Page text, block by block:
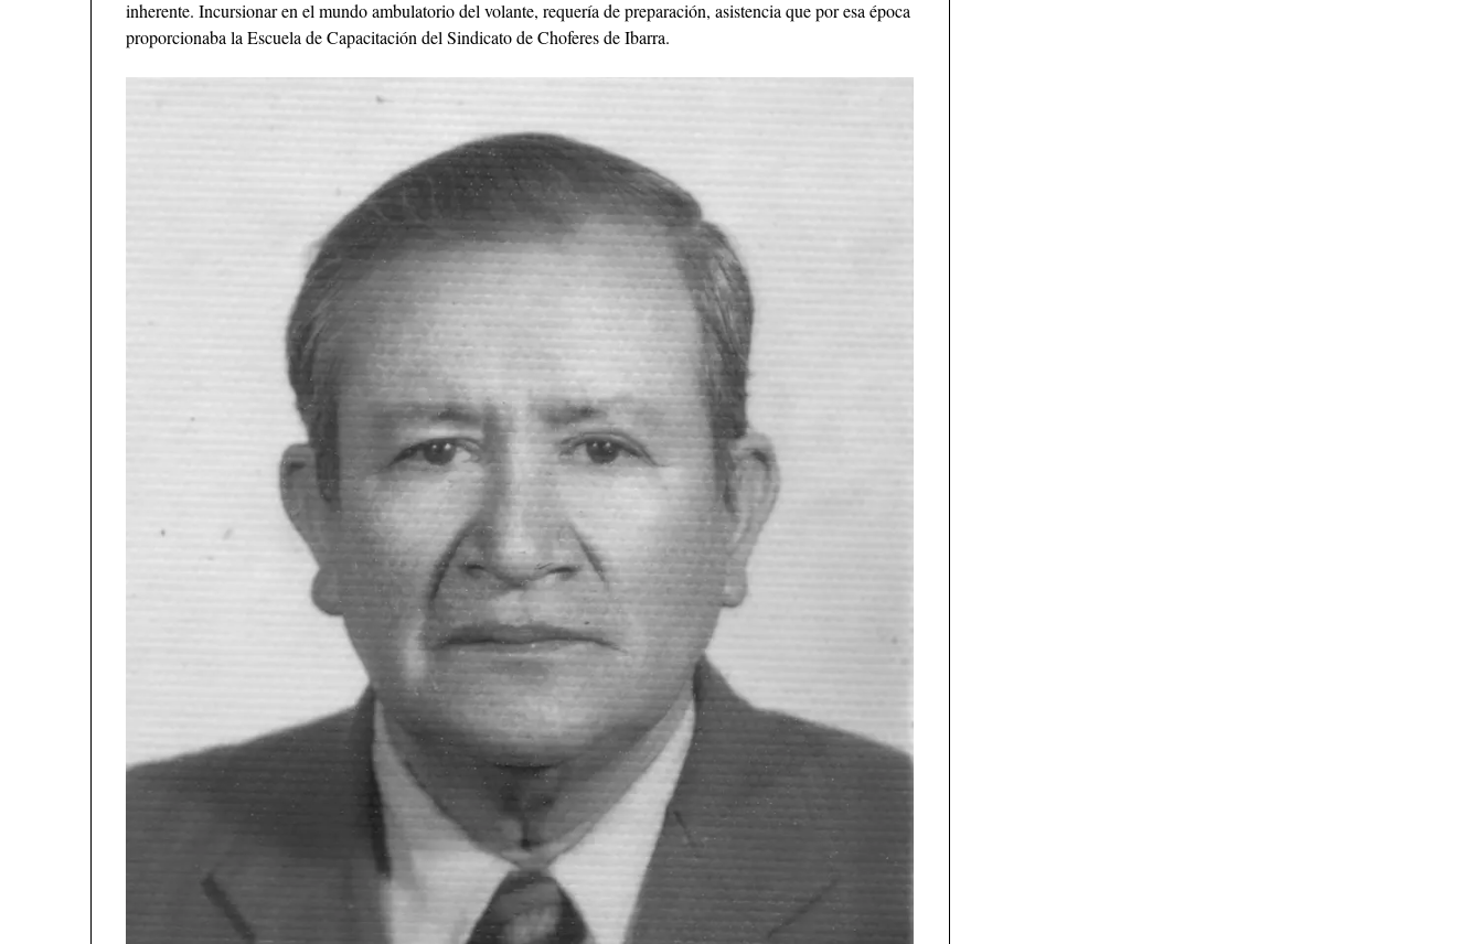
inherente. Incursionar en el mundo ambulatorio del volante, requería de preparación, asistencia que por esa época
proporcionaba la Escuela de Capacitación del Sindicato de Choferes de Ibarra.